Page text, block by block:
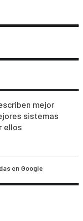
mejor
sistemas
ellos
en Google